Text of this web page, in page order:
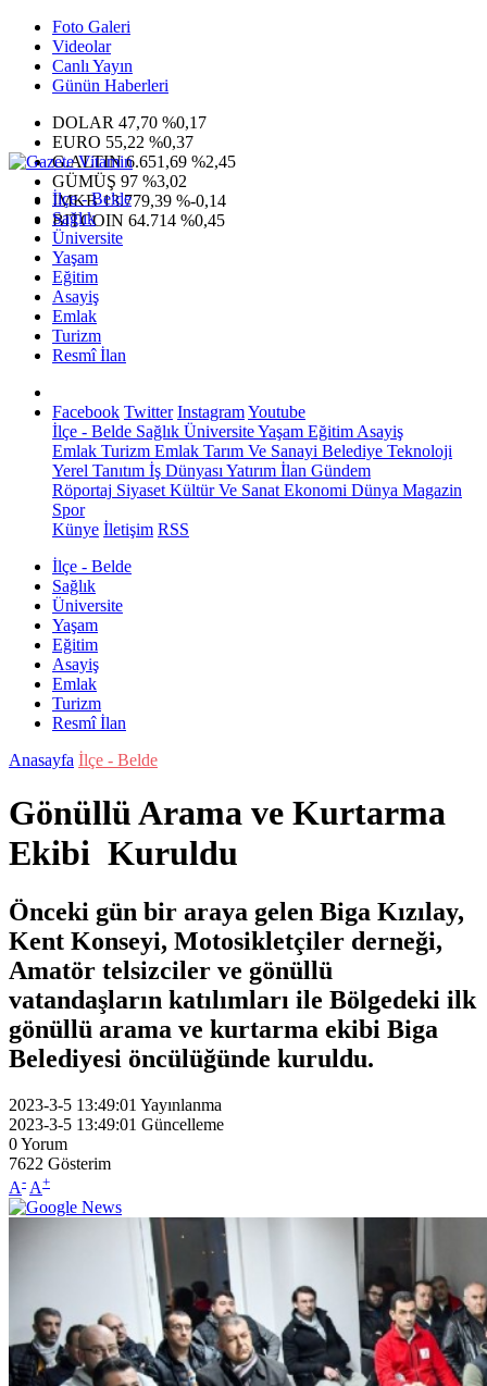
Foto Galeri
Videolar
Canlı Yayın
Günün Haberleri
DOLAR 47,70 %0,17
EURO 55,22 %0,37
G.ALTIN6.651,69 %2,45
GÜMÜŞ 97 %3,02
IMKB13.779,39 %-0,14
BITCOIN 64.714 %0,45
İlçe - Belde
Sağlık
Üniversite
Yaşam
Eğitim
Asayiş
Emlak
Turizm
Resmî İlan
Facebook Twitter InstagramYoutube
İlçe - Belde Sağlık ÜniversiteYaşam Eğitim Asayiş
Emlak Turizm Emlak Tarım Ve Sanayi Belediye Teknoloji
Yerel Tanıtım İş Dünyası Yatırım İlan Gündem
Röportaj Siyaset Kültür Ve Sanat Ekonomi Dünya Magazin
Spor
Künye İletişim RSS
İlçe - Belde
Sağlık
Üniversite
Yaşam
Eğitim
Asayiş
Emlak
Turizm
Resmî İlan
Anasayfa İlçe - Belde
Gönüllü Arama ve Kurtarma
Ekibi Kuruldu
Önceki gün bir araya gelen Biga Kızılay,
Kent Konseyi, Motosikletçiler derneği,
Amatör telsizciler ve gönüllü
vatandaşların katılımları ile Bölgedeki ilk
gönüllü arama ve kurtarma ekibi Biga
Belediyesi öncülüğünde kuruldu.
2023-3-5 13:49:01 Yayınlanma
2023-3-5 13:49:01 Güncelleme
0Yorum
7622 Gösterim
A- A+